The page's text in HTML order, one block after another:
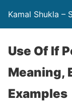
Kamal Shukla –
Use Of If
Meaning,
Examples